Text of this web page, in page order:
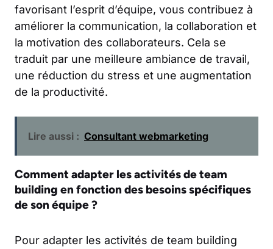
favorisant l’esprit d’équipe, vous contribuez à
améliorer la communication, la collaboration et
la motivation des collaborateurs. Cela se
traduit par une meilleure ambiance de travail,
une réduction du stress et une augmentation
de la productivité.
Lire aussi : Consultant webmarketing
Comment adapter les activités de team
building en fonction des besoins spécifiques
de son équipe ?
Pour adapter les activités de team building